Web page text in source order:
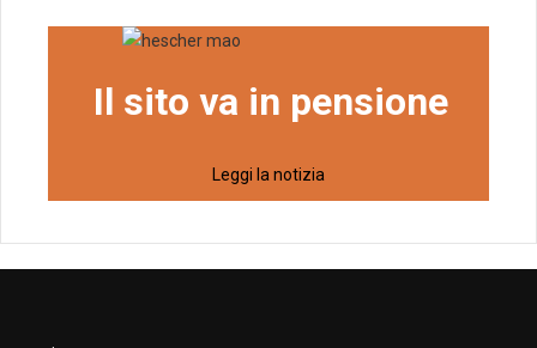
Il sito va in pensione
Leggi la notizia